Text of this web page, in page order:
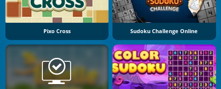
Pixo Cross Sudoku Challenge Online